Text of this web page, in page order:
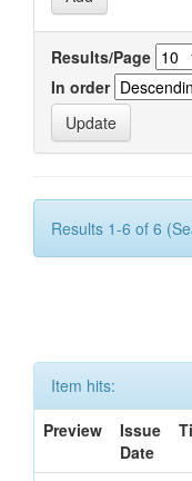
Results/Page
In order
Results 1-6 of 6
Item hits:
Preview
Issue
Date